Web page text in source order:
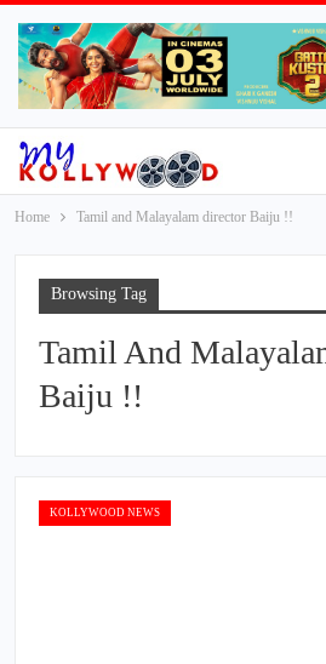
Home Tamil and Malayalam director Baiju !!
Browsing Tag
Tamil And
Baiju !!
KOLLYWOOD NEWS